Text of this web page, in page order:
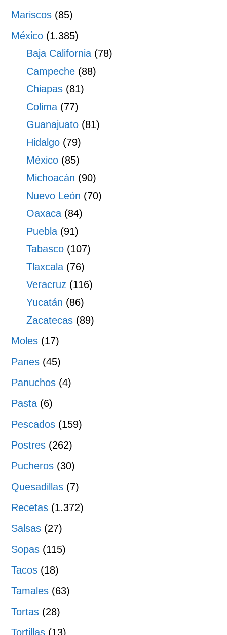
Mariscos (85)
México (1.385)
Baja California (78)
Campeche (88)
Chiapas (81)
Colima (77)
Guanajuato (81)
Hidalgo (79)
México (85)
Michoacán (90)
Nuevo León (70)
Oaxaca (84)
Puebla (91)
Tabasco (107)
Tlaxcala (76)
Veracruz (116)
Yucatán (86)
Zacatecas (89)
Moles (17)
Panes (45)
Panuchos (4)
Pasta (6)
Pescados (159)
Postres (262)
Pucheros (30)
Quesadillas (7)
Recetas (1.372)
Salsas (27)
Sopas (115)
Tacos (18)
Tamales (63)
Tortas (28)
Tortillas (13)